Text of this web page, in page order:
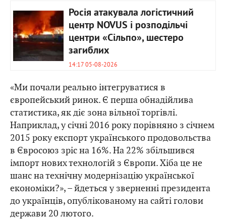
Росія атакувала логістичний
центр NOVUS і розподільчі
центри «Сільпо», шестеро
загиблих
14:17 05-08-2026
«Ми почали реально інтегруватися в
європейський ринок. Є перша обнадійлива
статистика, як діє зона вільної торгівлі.
Наприклад, у січні 2016 року порівняно з січнем
2015 року експорт українського продовольства
в Євросоюз зріс на 16%. На 22% збільшився
імпорт нових технологій з Європи. Хіба це не
шанс на технічну модернізацію української
економіки?», – йдеться у зверненні президента
до українців, опублікованому на сайті голови
держави 20 лютого.